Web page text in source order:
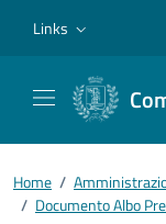
Links
Home /
/ Documento Albo